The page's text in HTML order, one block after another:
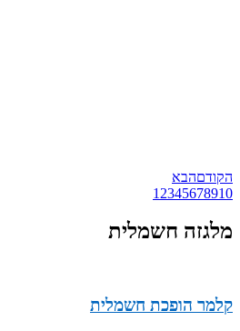
הקודםהבא
1 2345678910
מלגזה חשמלית
קלמר הופכת חשמלית